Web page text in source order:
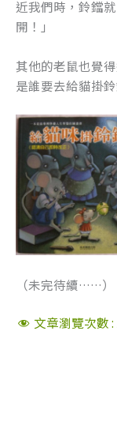
近我們時，鈴鐺
開！」
其他的老鼠也覺
是誰要去給貓掛
（未完待續……）
文章瀏覽次數 :